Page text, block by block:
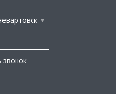
звонок